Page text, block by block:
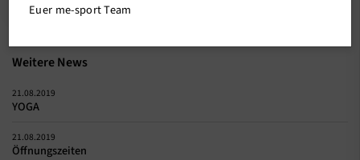
Weitere News
21.08.2019
YOGA
21.08.2019
Öffnungszeiten
Euer me-sport Team